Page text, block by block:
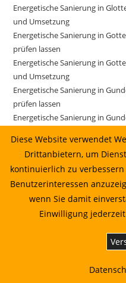
Energetische Sanierung in
und Umsetzung
Energetische Sanierung in
prüfen lassen
Energetische Sanierung in
und Umsetzung
Energetische Sanierung in
prüfen lassen
Energetische Sanierung in
Energetische Sanierung in
Sonnenkaufhaus prüfen lassen
Energetische Sanierung in
Wirtschaftlichkeit und
Energetische Sanierung in
Umsetzung
Umsetzung 10.07.2026 14:22
Diese Website verwendet
Drittanbietern, um
kontinuierlich zu
Benutzerinteressen
wenn Sie damit
Einwilligung